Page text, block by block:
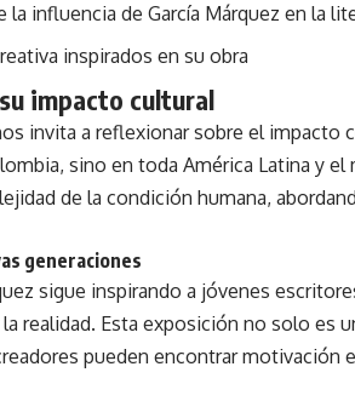
la influencia de García Márquez en la
inspirados en su obra
impacto cultural
invita a reflexionar sobre el impacto
sino en toda América Latina y el
de la condición humana,
generaciones
sigue inspirando a jóvenes
realidad. Esta exposición no solo es
pueden encontrar motivación